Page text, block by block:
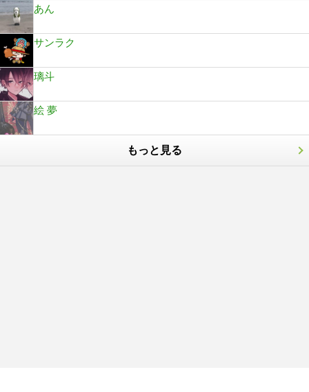
あん
サンラク
璃斗
絵 夢
もっと見る